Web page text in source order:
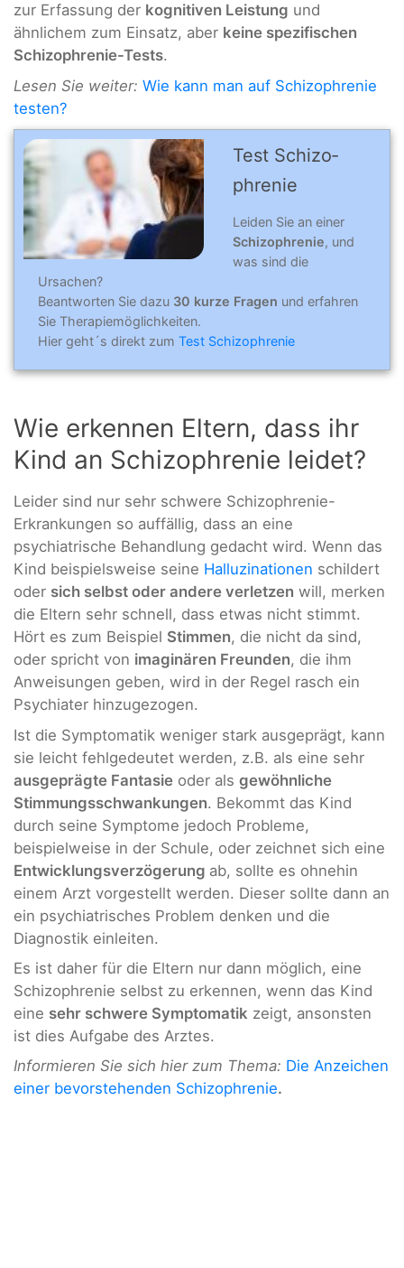
zur Erfassung der kognitiven Leistung und
ähnlichem zum Einsatz, aber keine spezifischen
Schizophrenie-Tests.
Lesen Sie weiter: Wie kann man auf Schizophrenie
testen?
Test Schizo­
phre­nie
Leiden Sie an einer
Schizophrenie, und
was sind die
Ursachen?
Beantworten Sie dazu 30 kurze Fragen und erfahren
Sie Therapiemöglichkeiten.
Hier geht´s direkt zum Test Schizophrenie
Wie erkennen Eltern, dass ihr
Kind an Schizophrenie leidet?
Leider sind nur sehr schwere Schizophrenie-
Erkrankungen so auffällig, dass an eine
psychiatrische Behandlung gedacht wird. Wenn das
Kind beispielsweise seine Halluzinationen schildert
oder sich selbst oder andere verletzen will, merken
die Eltern sehr schnell, dass etwas nicht stimmt.
Hört es zum Beispiel Stimmen, die nicht da sind,
oder spricht von imaginären Freunden, die ihm
Anweisungen geben, wird in der Regel rasch ein
Psychiater hinzugezogen.
Ist die Symptomatik weniger stark ausgeprägt, kann
sie leicht fehlgedeutet werden, z.B. als eine sehr
ausgeprägte Fantasie oder als gewöhnliche
Stimmungsschwankungen. Bekommt das Kind
durch seine Symptome jedoch Probleme,
beispielweise in der Schule, oder zeichnet sich eine
Entwicklungsverzögerung ab, sollte es ohnehin
einem Arzt vorgestellt werden. Dieser sollte dann an
ein psychiatrisches Problem denken und die
Diagnostik einleiten.
Es ist daher für die Eltern nur dann möglich, eine
Schizophrenie selbst zu erkennen, wenn das Kind
eine sehr schwere Symptomatik zeigt, ansonsten
ist dies Aufgabe des Arztes.
Informieren Sie sich hier zum Thema: Die Anzeichen
einer bevorstehenden Schizophrenie.